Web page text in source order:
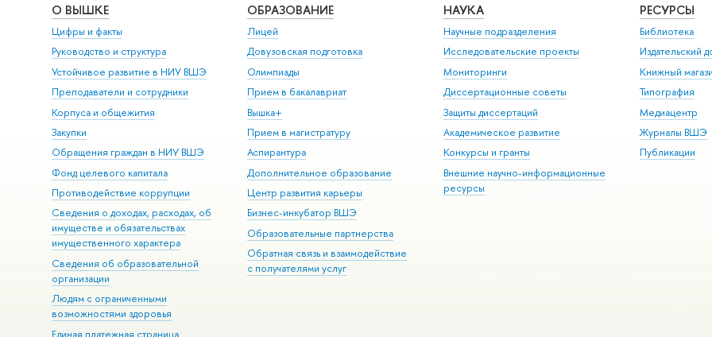
О ВЫШКЕ
Цифры и факты
Руководство и структура
Устойчивое развитие в НИУ ВШЭ
Преподаватели и сотрудники
Корпуса и общежития
Закупки
Обращения граждан в НИУ ВШЭ
Фонд целевого капитала
Противодействие коррупции
Сведения о доходах, расходах, об
имуществе и обязательствах
имущественного характера
Сведения об образовательной
организации
Людям с ограниченными
возможностями здоровья
Единая платежная страница
ОБРАЗОВАНИЕ
Лицей
Довузовская подготовка
Олимпиады
Прием в бакалавриат
Вышка+
Прием в магистратуру
Аспирантура
Дополнительное образование
Центр развития карьеры
Бизнес-инкубатор ВШЭ
Образовательные партнерства
Обратная связь и взаимодействие
с получателями услуг
НАУКА
Научные подразделения
Исследовательские проекты
Мониторинги
Диссертационные советы
Защиты диссертаций
Академическое развитие
Конкурсы и гранты
Внешние научно-информационные
ресурсы
РЕСУРСЫ
Библиотека
Издательский
Книжный
Типография
Медиацентр
Журналы ВШЭ
Публикации